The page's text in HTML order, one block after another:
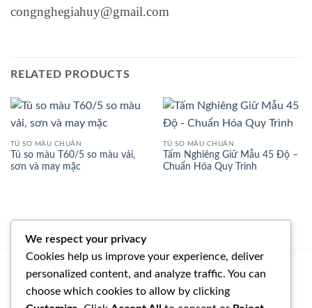
congnghegiahuy@gmail.com
RELATED PRODUCTS
TỦ SO MÀU CHUẨN
Tủ so màu T60/5 so màu vải,
sơn và may mặc
TỦ SO MÀU CHUẨN
Tấm Nghiêng Giữ Mẫu 45 Độ –
Chuẩn Hóa Quy Trình
NGUYỄN ĐÌNH ANH
090 127 1494
We respect your privacy
Cookies help us improve your experience, deliver
personalized content, and analyze traffic. You can
choose which cookies to allow by clicking